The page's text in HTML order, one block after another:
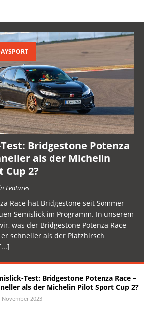
Bridgestone Potenza
als der Michelin
Cup 2?
Features
Race hat Bridgestone seit Sommer
Semislick im Programm. In unserem
was der Bridgestone Potenza Race
schneller als der Platzhirsch
[...]
Test: Bridgestone Potenza Race –
als der Michelin Pilot Sport Cup 2?
November 2023